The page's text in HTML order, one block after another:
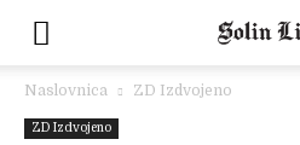
Naslovnica ZD Izdvojeno
ZD Izdvojeno